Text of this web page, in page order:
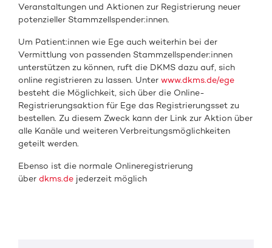
Veranstaltungen und Aktionen zur Registrierung neuer
potenzieller Stammzellspender:innen.
Um Patient:innen wie Ege auch weiterhin bei der
Vermittlung von passenden Stammzellspender:innen
unterstützen zu können, ruft die DKMS dazu auf, sich
online registrieren zu lassen. Unterwww.dkms.de/ege
besteht die Möglichkeit, sich über die Online-
Registrierungsaktion für Ege das Registrierungsset zu
bestellen. Zu diesem Zweck kann der Link zur Aktion über
alle Kanäle und weiteren Verbreitungsmöglichkeiten
geteilt werden.
Ebenso ist die normale Onlineregistrierung
überdkms.de jederzeit möglich